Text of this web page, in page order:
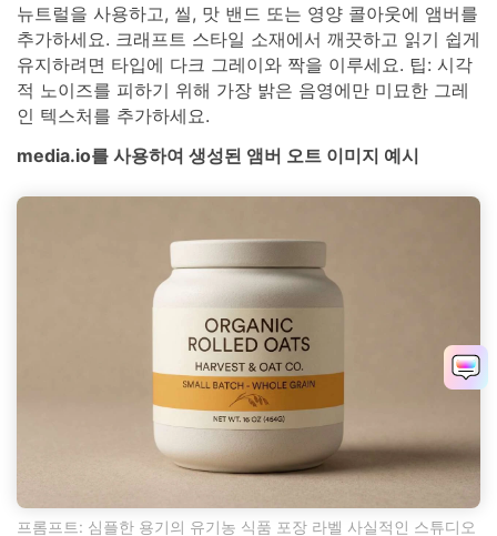
뉴트럴을 사용하고, 씰, 맛 밴드 또는 영양 콜아웃에 앰버를
추가하세요. 크래프트 스타일 소재에서 깨끗하고 읽기 쉽게
유지하려면 타입에 다크 그레이와 짝을 이루세요. 팁: 시각
적 노이즈를 피하기 위해 가장 밝은 음영에만 미묘한 그레
인 텍스처를 추가하세요.
media.io를 사용하여 생성된 앰버 오트 이미지 예시
프롬프트: 심플한 용기의 유기농 식품 포장 라벨 사실적인 스튜디오